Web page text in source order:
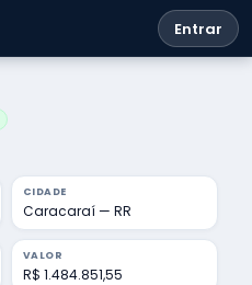
Entrar
CIDADE
Caracaraí — RR
VALOR
R$ 1.484.851,55